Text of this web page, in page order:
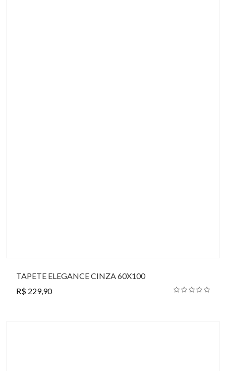
TAPETE ELEGANCE CINZA 60X100
R$ 229,90